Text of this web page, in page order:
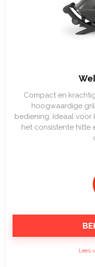
Compact en
hoogwaardige
bediening. Ideaal voor
het consistente hitte
Lees